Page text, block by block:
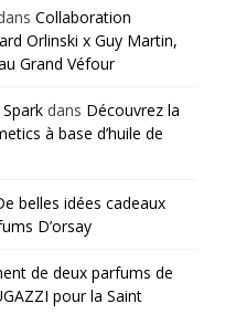
Collaboration
Orlinski x Guy Martin,
Grand Véfour
dans Découvrez la
à base d’huile de
belles idées cadeaux
D’orsay
de deux parfums de
pour la Saint